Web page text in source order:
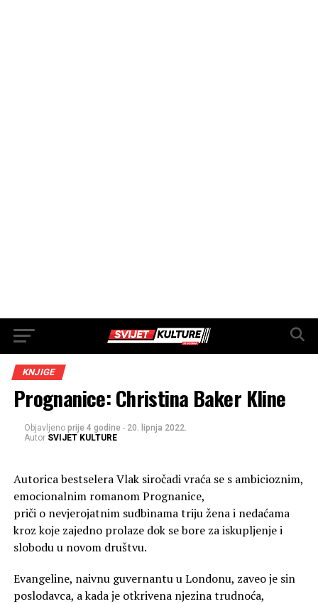
KNJIGE
Prognanice: Christina Baker Kline
Objavljeno prije 4 godine - 20. lipnja 2022.
Autor SVIJET KULTURE
Autorica bestselera Vlak siročadi vraća se s ambicioznim,
emocionalnim romanom Prognanice,
priči o nevjerojatnim sudbinama triju žena i nedaćama
kroz koje zajedno prolaze dok se bore za iskupljenje i
slobodu u novom društvu.
Evangeline, naivnu guvernantu u Londonu, zaveo je sin
poslodavca, a kada je otkrivena njezina trudnoća,